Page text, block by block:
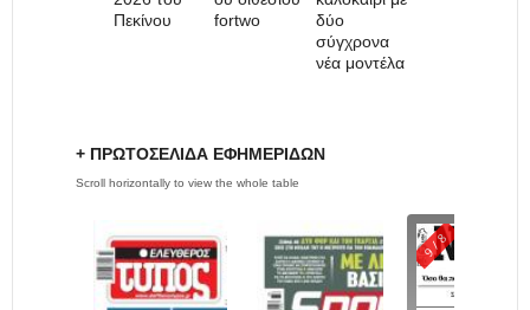
Πεκίνου
fortwo
δύο
σύγχρονα
νέα μοντέλα
+ ΠΡΩΤΟΣΈΛΙΔΑ ΕΦΗΜΕΡΙΔΩΝ